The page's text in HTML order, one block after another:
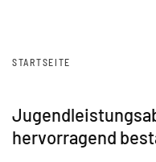
STARTSEITE
hervorragend